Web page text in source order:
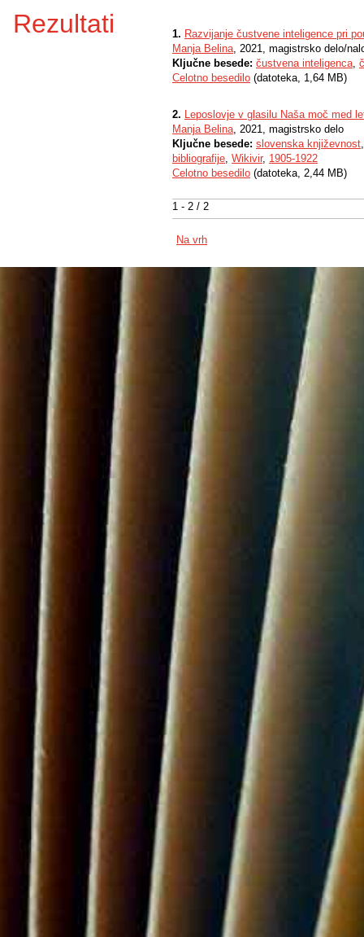
Rezultati
1 - 2 / 2
1. Razvijanje čustvene inteligence pri
Manja Belina, 2021, magistrsko delo/
Ključne besede: čustvena inteligenca,
Celotno besedilo (datoteka, 1,64 MB)
2. Leposlovje v glasilu Naša moč med
Manja Belina, 2021, magistrsko delo
Ključne besede: slovenska književnost
bibliografije, Wikivir, 1905-1922
Celotno besedilo (datoteka, 2,44 MB)
Na vrh